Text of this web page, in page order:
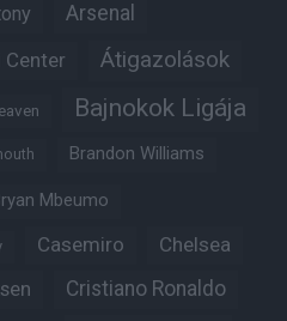
Arsenal
Átigazolások
Bajnokok Ligája
Brandon Williams
Mbeumo
Casemiro Chelsea
Cristiano Ronaldo